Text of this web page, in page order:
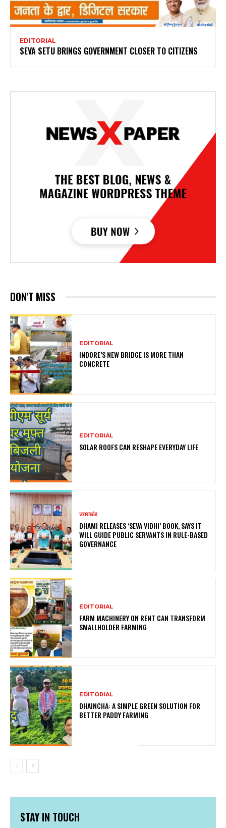
EDITORIAL
SEVA SETU BRINGS GOVERNMENT CLOSER TO CITIZENS
DON'T MISS
EDITORIAL
INDORE’S NEW BRIDGE IS MORE THAN
CONCRETE
EDITORIAL
SOLAR ROOFS CAN RESHAPE EVERYDAY LIFE
उत्तराखंड
DHAMI RELEASES ‘SEVA VIDHI’ BOOK, SAYS IT
WILL GUIDE PUBLIC SERVANTS IN RULE-BASED
GOVERNANCE
EDITORIAL
FARM MACHINERY ON RENT CAN TRANSFORM
SMALLHOLDER FARMING
EDITORIAL
DHAINCHA: A SIMPLE GREEN SOLUTION FOR
BETTER PADDY FARMING
STAY IN TOUCH